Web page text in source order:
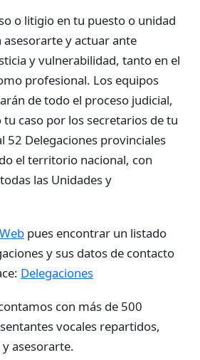
o litigio en tu puesto o unidad
y actuar ante
y vulnerabilidad, tanto en el
profesional. Los equipos
de todo el proceso judicial,
caso por los secretarios de tu
52 Delegaciones provinciales
el territorio nacional, con
las Unidades y
Web pues encontrar un listado
y sus datos de contacto
Delegaciones
con más de 500
vocales repartidos,
asesorarte.